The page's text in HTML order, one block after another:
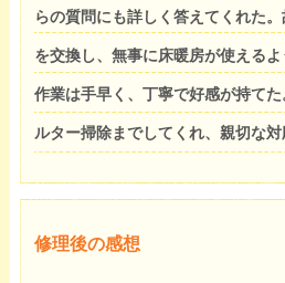
らの質問にも詳しく答えてくれた
を交換し、無事に床暖房が使える
作業は手早く、丁寧で好感が持て
ルター掃除までしてくれ、親切な対
修理後の感想